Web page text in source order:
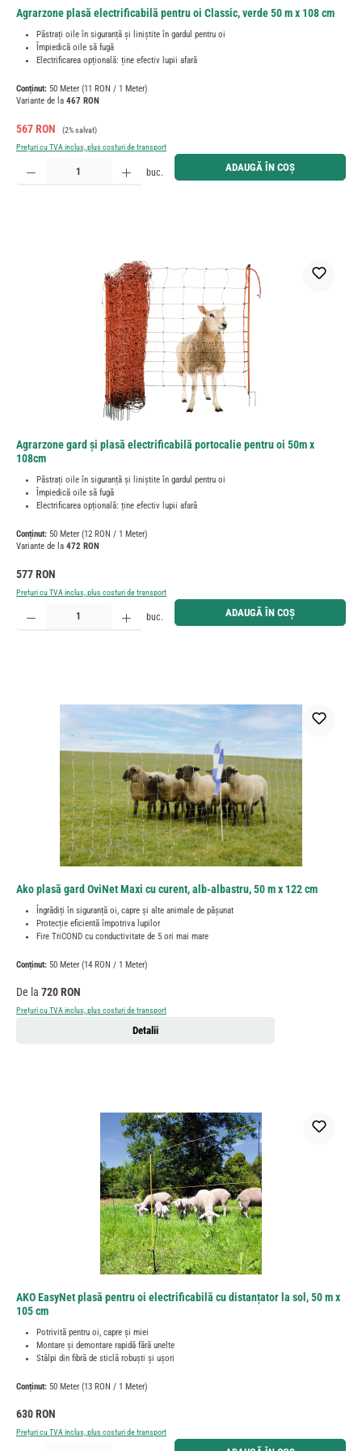
Agrarzone plasă electrificabilă pentru oi Classic, verde 50 m x 108 cm
Păstrați oile în siguranță și liniștite în gardul pentru oi
Împiedică oile să fugă
Electrificarea opțională: ține efectiv lupii afară
Conținut: 50 Meter (11 RON / 1 Meter)
Variante de la 467 RON
Preț de vânzare:
567 RON Preț obișnuit:
(2% salvat)
Prețuri cu TVA inclus, plus costuri de transport
Cantitate produs: Introduceți cantitatea dorită sau utilizați butoanele pentru a mări sau micșora
buc. ADAUGĂ ÎN COȘ
Agrarzone gard și plasă electrificabilă portocalie pentru oi 50m x
108cm
Păstrați oile în siguranță și liniștite în gardul pentru oi
Împiedică oile să fugă
Electrificarea opțională: ține efectiv lupii afară
Conținut: 50 Meter (12 RON / 1 Meter)
Variante de la 472 RON
Preț obișnuit:
577 RON
Prețuri cu TVA inclus, plus costuri de transport
Cantitate produs: Introduceți cantitatea dorită sau utilizați butoanele pentru a mări sau micșora
buc. ADAUGĂ ÎN COȘ
Ako plasă gard OviNet Maxi cu curent, alb-albastru, 50 m x 122 cm
Îngrădiți în siguranță oi, capre și alte animale de pășunat
Protecție eficientă împotriva lupilor
Fire TriCOND cu conductivitate de 5 ori mai mare
Conținut: 50 Meter (14 RON / 1 Meter)
Preț obișnuit:
De la 720 RON
Prețuri cu TVA inclus, plus costuri de transport
Detalii
AKO EasyNet plasă pentru oi electrificabilă cu distanțator la sol, 50 m x
105 cm
Potrivită pentru oi, capre și miei
Montare și demontare rapidă fără unelte
Stâlpi din fibră de sticlă robuști și ușori
Conținut: 50 Meter (13 RON / 1 Meter)
Preț obișnuit:
630 RON
Prețuri cu TVA inclus, plus costuri de transport
Cantitate produs: Introduceți cantitatea dorită sau utilizați butoanele pentru a mări sau micșora